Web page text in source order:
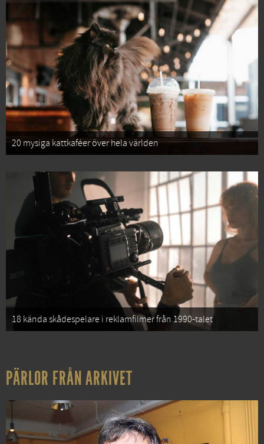
20 mysiga kattkaféer över hela världen
18 kända skådespelare i reklamfilmer från 1990-talet
PÄRLOR FRÅN ARKIVET